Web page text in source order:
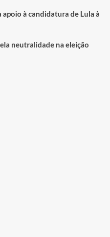
apoio à candidatura de Lula à
neutralidade na eleição